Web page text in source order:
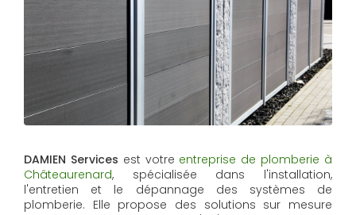
DAMIEN Services est votre entreprise de plomberie à
Châteaurenard, spécialisée dans l'installation,
l'entretien et le dépannage des systèmes de
plomberie. Elle propose des solutions sur mesure